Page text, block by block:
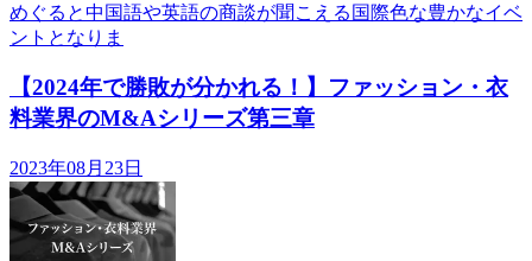
めぐると中国語や英語の商談が聞こえる国際色な豊かなイベ
ントとなりま
【2024年で勝敗が分かれる！】ファッション・衣
料業界のM&Aシリーズ第三章
2023年08月23日